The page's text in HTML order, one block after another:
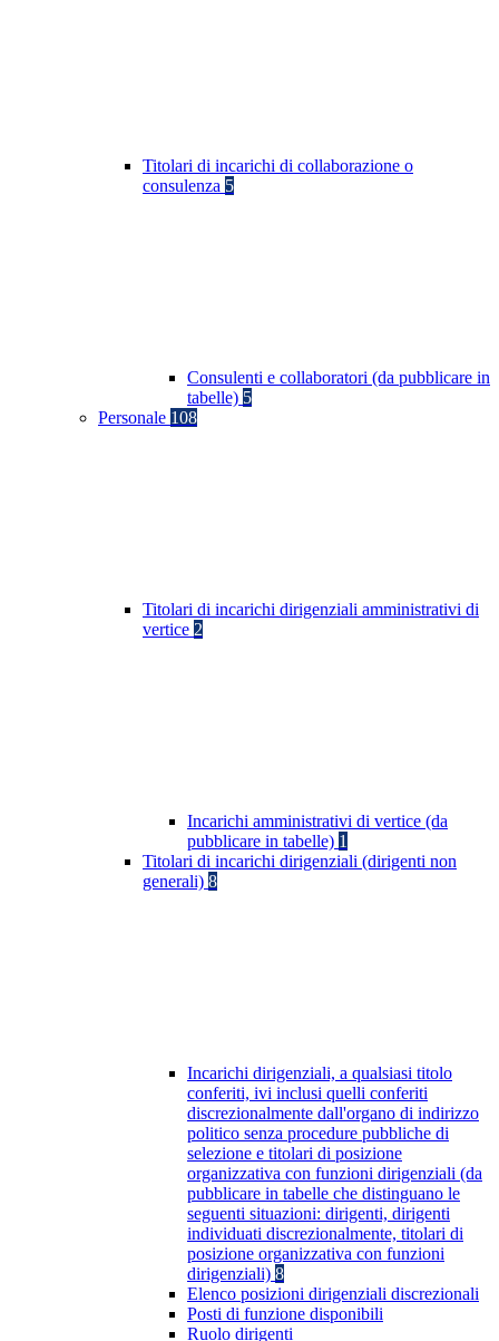
Titolari di incarichi di collaborazione o
consulenza 5
Consulenti e collaboratori (da pubblicare in
tabelle) 5
Personale 108
Titolari di incarichi dirigenziali amministrativi di
vertice 2
Incarichi amministrativi di vertice (da
pubblicare in tabelle) 1
Titolari di incarichi dirigenziali (dirigenti non
generali) 8
Incarichi dirigenziali, a qualsiasi titolo
conferiti, ivi inclusi quelli conferiti
discrezionalmente dall'organo di indirizzo
politico senza procedure pubbliche di
selezione e titolari di posizione
organizzativa con funzioni dirigenziali (da
pubblicare in tabelle che distinguano le
seguenti situazioni: dirigenti, dirigenti
individuati discrezionalmente, titolari di
posizione organizzativa con funzioni
dirigenziali) 8
Elenco posizioni dirigenziali discrezionali
Posti di funzione disponibili
Ruolo dirigenti